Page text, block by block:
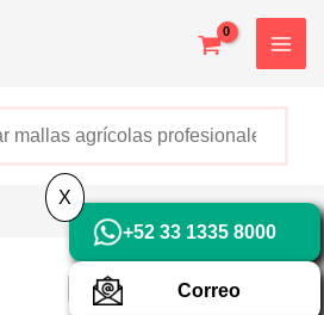
Red
X
+52 800 726 2552
+52 33 1335 8000
Correo
X